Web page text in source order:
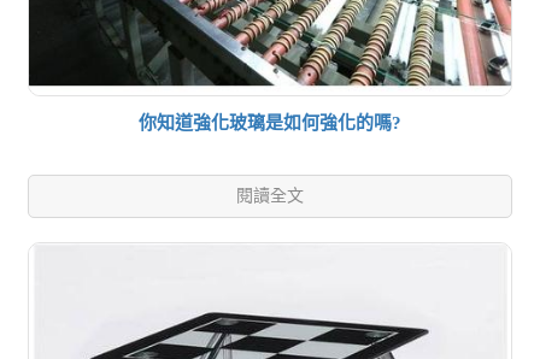
你知道強化玻璃是如何強化的嗎?
閱讀全文